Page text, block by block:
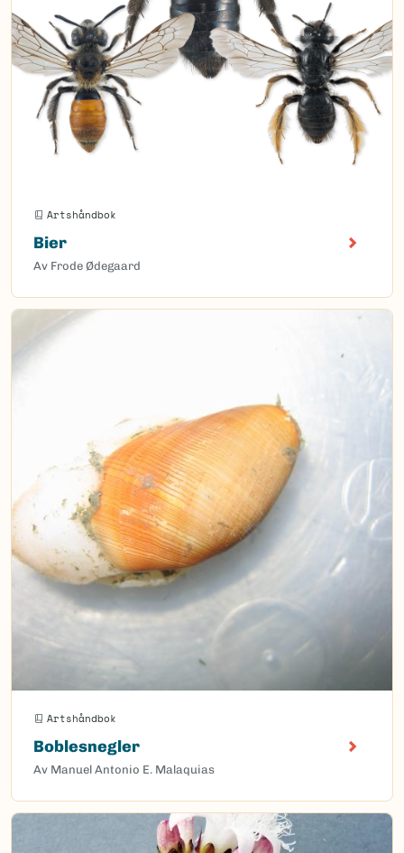
Artshåndbok
Bier
Av Frode Ødegaard
Artshåndbok
Boblesnegler
Av Manuel Antonio E. Malaquias